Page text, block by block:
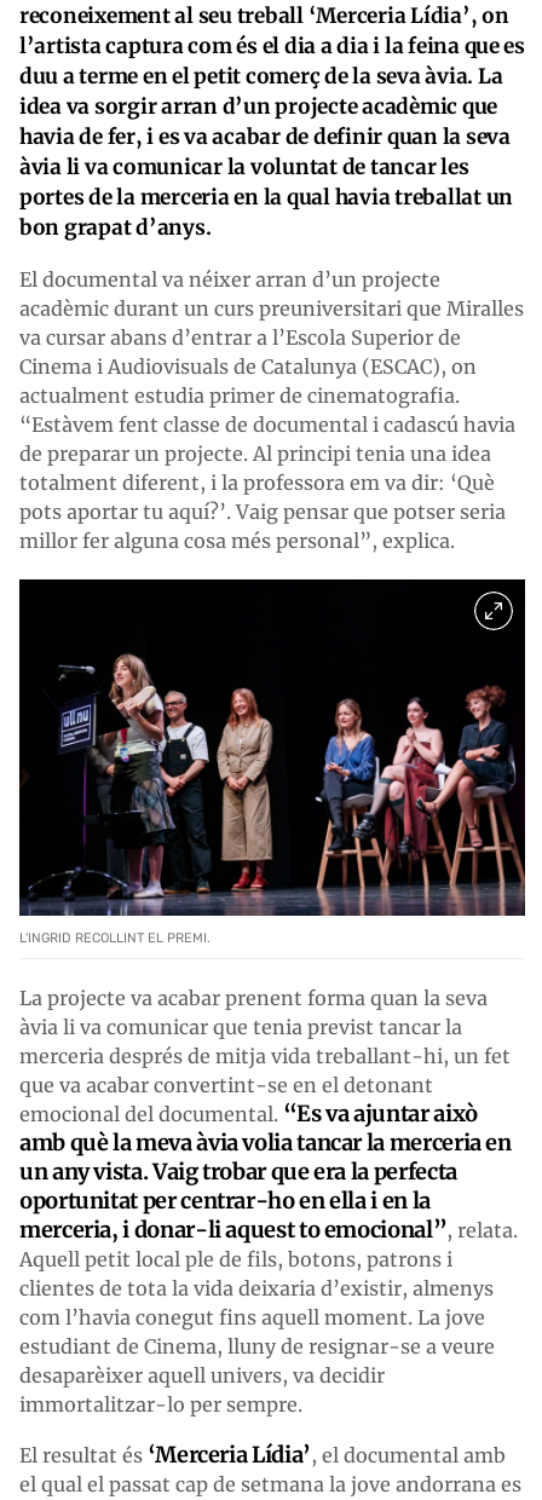
reconeixement al seu treball ‘Merceria Lídia’, on
l’artista captura com és el dia a dia i la feina que es
duu a terme en el petit comerç de la seva àvia. La
idea va sorgir arran d’un projecte acadèmic que
havia de fer, i es va acabar de definir quan la seva
àvia li va comunicar la voluntat de tancar les
portes de la merceria en la qual havia treballat un
bon grapat d’anys.
El documental va néixer arran d’un projecte
acadèmic durant un curs preuniversitari que Miralles
va cursar abans d’entrar a l’Escola Superior de
Cinema i Audiovisuals de Catalunya (ESCAC), on
actualment estudia primer de cinematografia.
“Estàvem fent classe de documental i cadascú havia
de preparar un projecte. Al principi tenia una idea
totalment diferent, i la professora em va dir: ‘Què
pots aportar tu aquí?’. Vaig pensar que potser seria
millor fer alguna cosa més personal”, explica.
L'INGRID RECOLLINT EL PREMI.
La projecte va acabar prenent forma quan la seva
àvia li va comunicar que tenia previst tancar la
merceria després de mitja vida treballant-hi, un fet
que va acabar convertint-se en el detonant
emocional del documental. “Es va ajuntar això
amb què la meva àvia volia tancar la merceria en
un any vista. Vaig trobar que era la perfecta
oportunitat per centrar-ho en ella i en la
merceria, i donar-li aquest to emocional”, relata.
Aquell petit local ple de fils, botons, patrons i
clientes de tota la vida deixaria d’existir, almenys
com l’havia conegut fins aquell moment. La jove
estudiant de Cinema, lluny de resignar-se a veure
desaparèixer aquell univers, va decidir
immortalitzar-lo per sempre.
El resultat és ‘Merceria Lídia’, el documental amb
el qual el passat cap de setmana la jove andorrana es